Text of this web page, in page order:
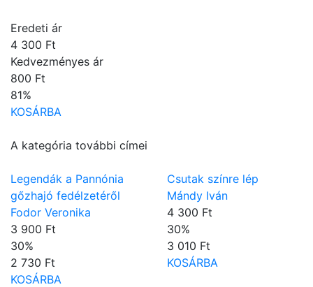
Eredeti ár
4 300 Ft
Kedvezményes ár
800 Ft
81%
KOSÁRBA
A kategória további címei
Legendák a Pannónia
gőzhajó fedélzetéről
Fodor Veronika
3 900 Ft
30%
2 730 Ft
KOSÁRBA
Csutak színre lép
Mándy Iván
4 300 Ft
30%
3 010 Ft
KOSÁRBA